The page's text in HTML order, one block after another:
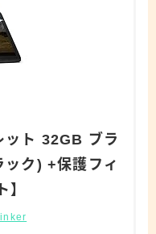
ト 32GB ブラ
ック) +保護フィ
】